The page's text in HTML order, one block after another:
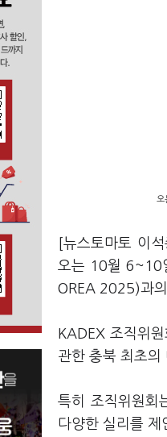
오
[뉴스토마토 이
오는 10월 6~10
OREA 2025)과
KADEX 조직위
관한 충북 최초의
특히 조직위원회
다양한 실리를 제